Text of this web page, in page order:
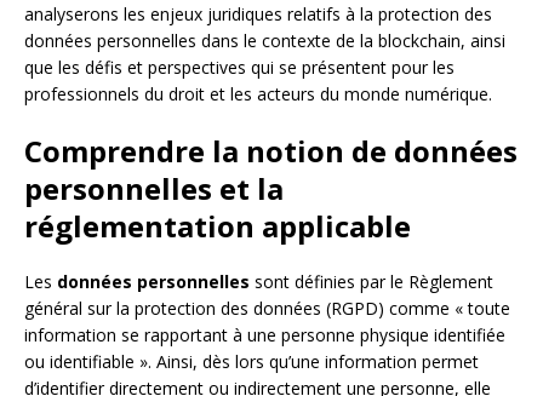
analyserons les enjeux juridiques relatifs à la protection des
données personnelles dans le contexte de la blockchain, ainsi
que les défis et perspectives qui se présentent pour les
professionnels du droit et les acteurs du monde numérique.
Comprendre la notion de données
personnelles et la
réglementation applicable
Les données personnelles sont définies par le Règlement
général sur la protection des données (RGPD) comme « toute
information se rapportant à une personne physique identifiée
ou identifiable ». Ainsi, dès lors qu’une information permet
d’identifier directement ou indirectement une personne, elle